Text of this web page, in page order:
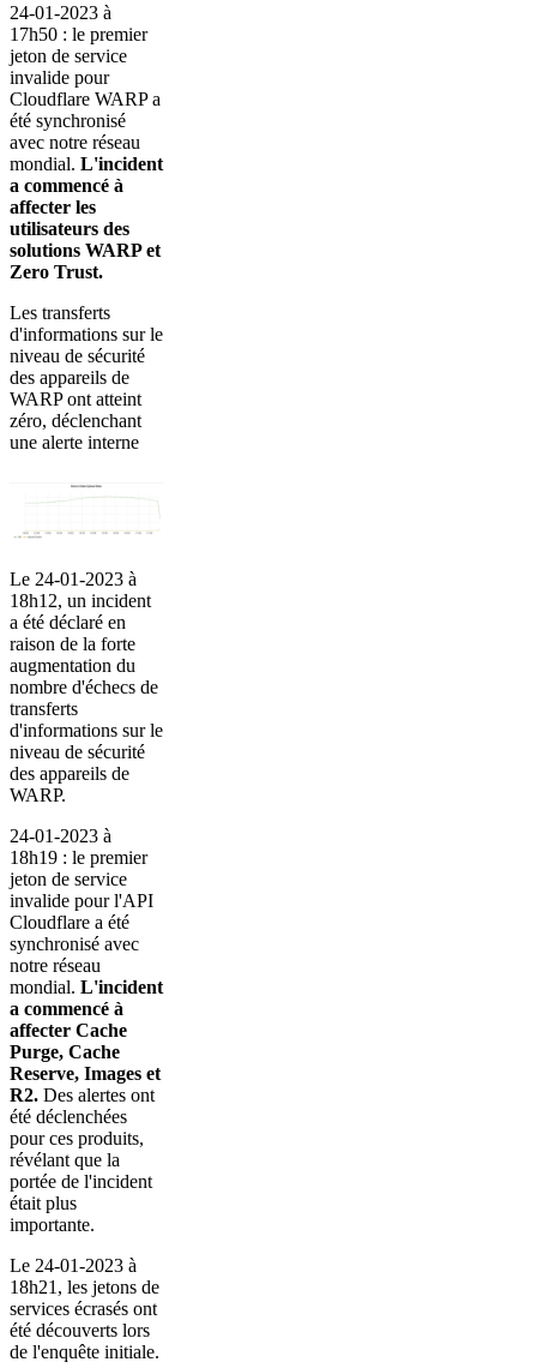
24-01-2023 à
17h50 : le premier
jeton de service
invalide pour
Cloudflare WARP a
été synchronisé
avec notre réseau
mondial. L'incident
a commencé à
affecter les
utilisateurs des
solutions WARP et
Zero Trust.
Les transferts
d'informations sur le
niveau de sécurité
des appareils de
WARP ont atteint
zéro, déclenchant
une alerte interne
Le 24-01-2023 à
18h12, un incident
a été déclaré en
raison de la forte
augmentation du
nombre d'échecs de
transferts
d'informations sur le
niveau de sécurité
des appareils de
WARP.
24-01-2023 à
18h19 : le premier
jeton de service
invalide pour l'API
Cloudflare a été
synchronisé avec
notre réseau
mondial. L'incident
a commencé à
affecter Cache
Purge, Cache
Reserve, Images et
R2. Des alertes ont
été déclenchées
pour ces produits,
révélant que la
portée de l'incident
était plus
importante.
Le 24-01-2023 à
18h21, les jetons de
services écrasés ont
été découverts lors
de l'enquête initiale.